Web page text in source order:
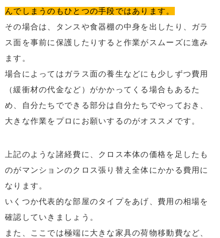
んでしまうのもひとつの手段ではあります。
その場合は、タンスや食器棚の中身を出したり、ガラ
ス面を事前に保護したりすると作業がスムーズに進み
ます。
場合によってはガラス面の養生などにも少しずつ費用
（緩衝材の代金など）がかかってくる場合もあるた
め、自分たちでできる部分は自分たちでやっておき、
大きな作業をプロにお願いするのがオススメです。
上記のような諸経費に、クロス本体の価格を足したも
のがマンションのクロス張り替え全体にかかる費用に
なります。
いくつか代表的な部屋のタイプをあげ、費用の相場を
確認していきましょう。
また、ここでは極端に大きな家具の荷物移動費など、